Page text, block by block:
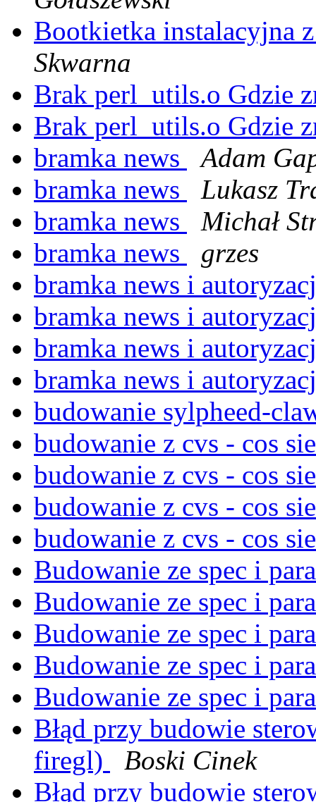
Bootkietka instalacyjna
Skwarna
Brak perl_utils.o Gdzie
Brak perl_utils.o Gdzie
bramka news
Adam
bramka news
Lukasz
bramka news
Michał
bramka news
grzes
bramka news i
bramka news i
bramka news i
bramka news i
budowanie sylpheed-
budowanie z cvs - cos
budowanie z cvs - cos
budowanie z cvs - cos
budowanie z cvs - cos
Budowanie ze spec i
Budowanie ze spec i
Budowanie ze spec i
Budowanie ze spec i
Budowanie ze spec i
Błąd przy budowie
firegl)
Boski Cinek
Błąd przy budowie